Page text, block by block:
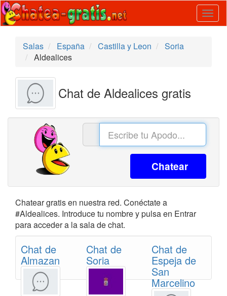
Salas
España Castilla y Leon
Soria
Aldealices
Chat de Aldealices gratis
Chatear
Chatear gratis en nuestra red. Conéctate a
#Aldealices. Introduce tu nombre y pulsa en Entrar
para acceder a la sala de chat.
Chat de
Almazan
Chat de
Soria
Chat de
Espeja de
San
Marcelino